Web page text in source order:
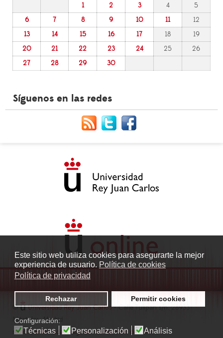
Este sitio web utiliza cookies para asegurarte la mejor
experiencia de usuario. Política de cookies
Política de privacidad
Rechazar Permitir cookies
Configuración:
Técnicas Personalización Análisis
1 2 3 4
5
6
7 8 9 10 11
12
13
14 15 16 17 18
19
20
21 22 23 24 25
26
27
28 29 30
Síguenos en las redes
© Universidad Rey Juan Carlos- Calle Tulipán s/n. 28933
Móstoles. Madrid
radio.fuenlabrada1@urjc.es|Protección de datos|